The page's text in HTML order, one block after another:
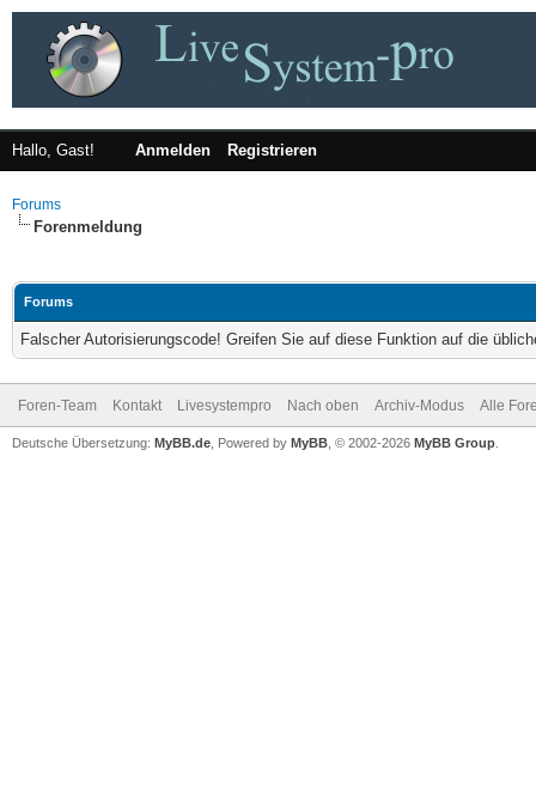
Hallo, Gast! Anmelden Registrieren
Forums
Forenmeldung
Forums
Falscher Autorisierungscode! Greifen Sie auf diese Funktion auf die
Foren-Team Kontakt Livesystempro Nach oben Archiv-Modus Alle
Deutsche Übersetzung: MyBB.de , Powered by MyBB , © 2002-2026 MyBB Group